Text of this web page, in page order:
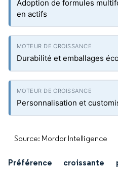
Adoption de formules
en actifs
Durabilité et emballages
Personnalisation et
Source: Mordor Intelligence
Préférence croissante